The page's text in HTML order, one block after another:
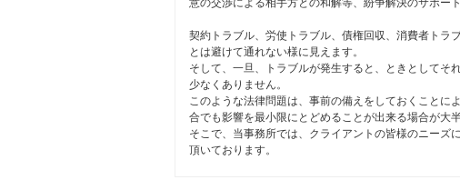
意の交渉による相手方との和解等、紛争解決のサポー
契約トラブル、労使トラブル、債権回収、消費者トラ
とは避けて通れない様に見えます。
そして、一旦、トラブルが発生すると、ときとしてそ
少なくありません。
このような法律問題は、事前の備えをしておくことに
合でも影響を最小限にとどめることが出来る場合が大半
そこで、当事務所では、クライアントの皆様のニーズ
頂いております。